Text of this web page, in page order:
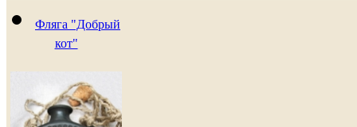
Фляга "Добрый
кот"